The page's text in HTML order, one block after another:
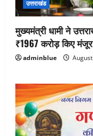
उत्तराखंड
मुख्यमंत्री धामी ने
₹1967 करोड़ किए मंजूर
adminblue